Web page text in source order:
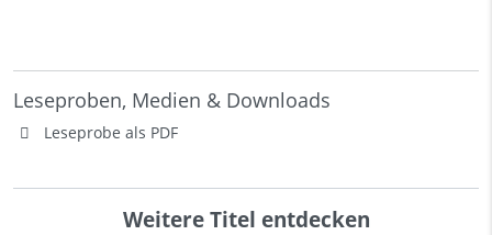
Leseproben, Medien & Downloads
Leseprobe als PDF
Weitere Titel entdecken